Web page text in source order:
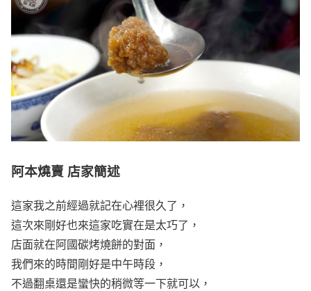
阿本燒賣 店家簡述
這家我之前經過就記在心裡很久了，
這次來剛好也來這家吃實在是太巧了，
店面就在阿國碳烤燒餅的對面，
我們來的時間剛好是中午時段，
不過翻桌還是蠻快的稍微等一下就可以，